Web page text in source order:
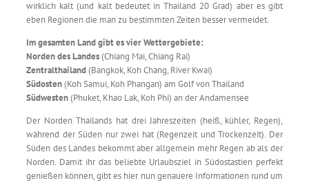
wirklich kalt (und kalt bedeutet in Thailand 20 Grad) aber es gibt
eben Regionen die man zu bestimmten Zeiten besser vermeidet.
Im gesamten Land gibt es vier Wettergebiete:
Norden des Landes(Chiang Mai, Chiang Rai)
Zentralthailand(Bangkok, Koh Chang, River Kwai)
Südosten(Koh Samui, Koh Phangan) am Golf von Thailand
Südwesten(Phuket, Khao Lak, Koh Phi) an der Andamensee
Der Norden Thailands hat drei Jahreszeiten (heiß, kühler, Regen),
während der Süden nur zwei hat (Regenzeit und Trockenzeit). Der
Süden des Landes bekommt aber allgemein mehr Regen ab als der
Norden. Damit ihr das beliebte Urlaubsziel in Südostastien perfekt
genießen können, gibt es hier nun genauere Informationen rund um